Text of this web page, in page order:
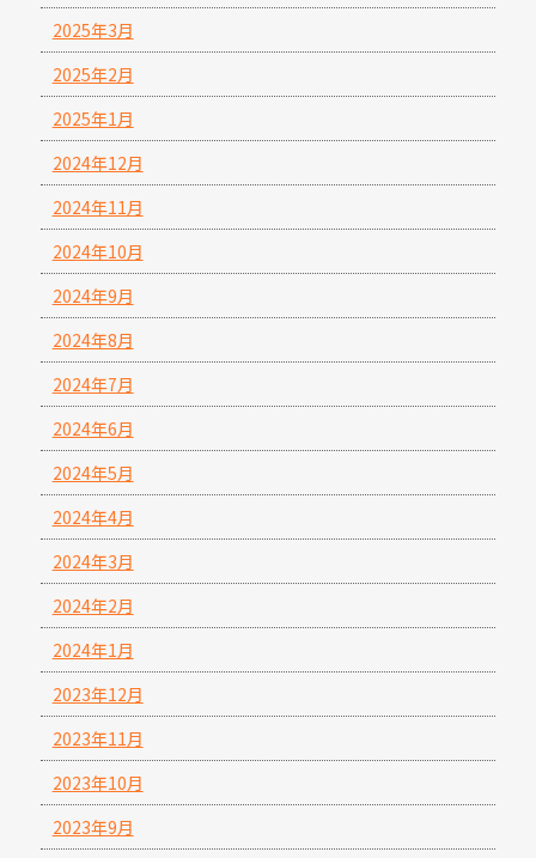
2025年3月
2025年2月
2025年1月
2024年12月
2024年11月
2024年10月
2024年9月
2024年8月
2024年7月
2024年6月
2024年5月
2024年4月
2024年3月
2024年2月
2024年1月
2023年12月
2023年11月
2023年10月
2023年9月